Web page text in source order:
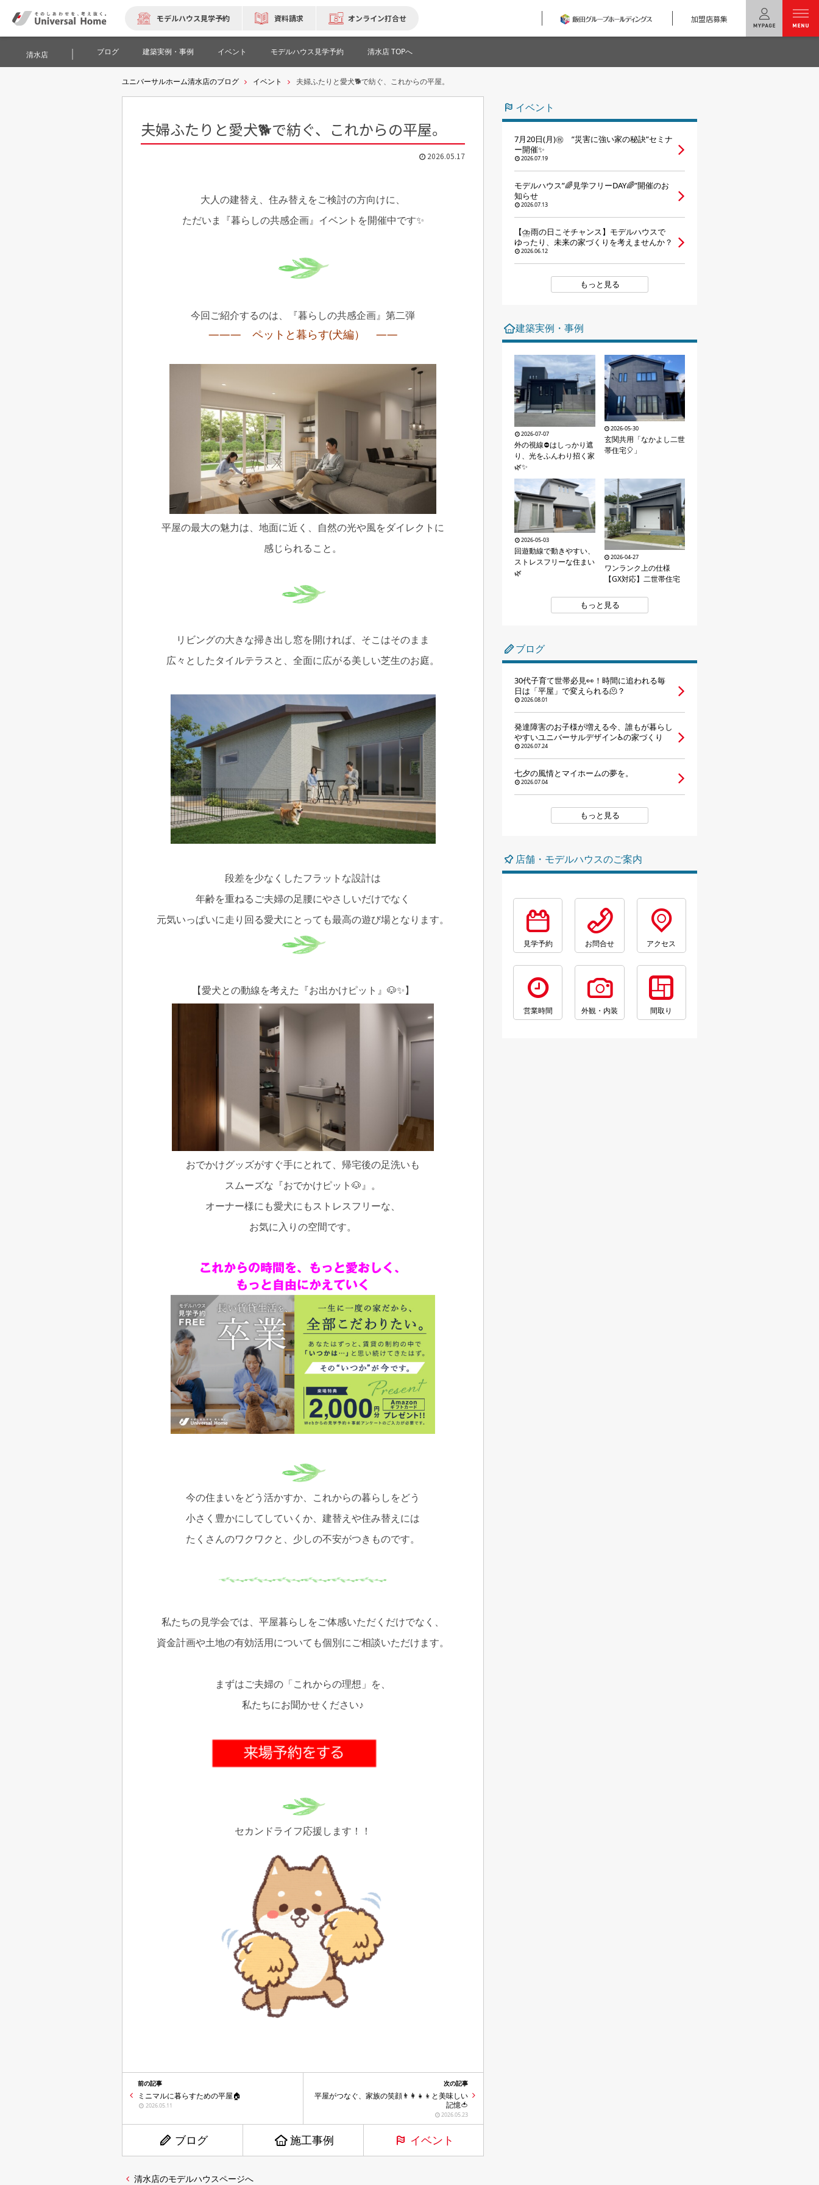
モデルハウス見学予約 資料請求 オンライン打合せ 加盟店募集
テクノロジー
建築実例
シミュレーション
キャンペーン・コラボ情報
家づくりの知識
清水店 ブログ 建築実例・事例 イベント モデルハウス見学予約 清水店 TOPへ
ユニバーサルホーム清水店のブログ イベント 夫婦ふたりと愛犬🐕で紡ぐ、これからの平屋。
夫婦ふたりと愛犬🐕で紡ぐ、これからの平屋。
2026.05.17
大人の建替え、住み替えをご検討の方向けに、
ただいま『暮らしの共感企画』イベントを開催中です✨
今回ご紹介するのは、『暮らしの共感企画』第二弾
――― ペットと暮らす(犬編） ――
平屋の最大の魅力は、地面に近く、自然の光や風をダイレクトに
感じられること。
リビングの大きな掃き出し窓を開ければ、そこはそのまま
広々としたタイルテラスと、全面に広がる美しい芝生のお庭。
段差を少なくしたフラットな設計は
年齢を重ねるご夫婦の足腰にやさしいだけでなく
元気いっぱいに走り回る愛犬にとっても最高の遊び場となります。
【愛犬との動線を考えた『お出かけピット』🐶✨】
おでかけグッズがすぐ手にとれて、帰宅後の足洗いも
スムーズな『おでかけピット🐶』。
オーナー様にも愛犬にもストレスフリーな、
お気に入りの空間です。
これからの時間を、もっと愛おしく、
もっと自由にかえていく
今の住まいをどう活かすか、これからの暮らしをどう
小さく豊かにしてしていくか、建替えや住み替えには
たくさんのワクワクと、少しの不安がつきものです。
私たちの見学会では、平屋暮らしをご体感いただくだけでなく、
資金計画や土地の有効活用についても個別にご相談いただけます。
まずはご夫婦の「これからの理想」を、
私たちにお聞かせください♪
セカンドライフ応援します！！
前の記事
ミニマルに暮らすための平屋🏠
2026.05.11
次の記事
平屋がつなぐ、家族の笑顔👨‍👩‍👧‍👦と美味しい
記憶🍅
2026.05.23
ブログ 施工事例 イベント
清水店のモデルハウスページへ
イベント
7月20日(月)㊗ ”災害に強い家の秘訣”セミナ
ー開催✨
2026.07.19
モデルハウス”🌈見学フリーDAY🌈”開催のお
知らせ
2026.07.13
【⛈️雨の日こそチャンス】モデルハウスで
ゆったり、未来の家づくりを考えませんか？
2026.06.12
もっと見る
建築実例・事例
2026-07-07
外の視線⛔はしっかり遮
り、光をふんわり招く家
🌿✨
2026-05-30
玄関共用「なかよし二世
帯住宅🎈」
2026-05-03
回遊動線で動きやすい、
ストレスフリーな住まい
🌿
2026-04-27
ワンランク上の仕様
【GX対応】二世帯住宅
もっと見る
ブログ
30代子育て世帯必見👀！時間に追われる毎
日は「平屋」で変えられる🫠？
2026.08.01
発達障害のお子様が増える今、誰もが暮らし
やすいユニバーサルデザイン♿の家づくり
2026.07.24
七夕の風情とマイホームの夢を。
2026.07.04
もっと見る
店舗・モデルハウスのご案内
見学予約 お問合せ アクセス
営業時間 外観・内装 間取り